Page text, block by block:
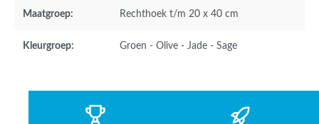
Maatgroep: Rechthoek t/m 20 x 40 cm
Kleurgroep: Groen - Olive - Jade - Sage